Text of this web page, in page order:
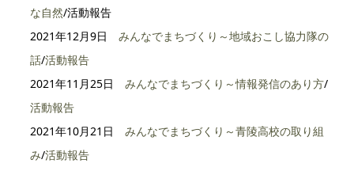
な自然/活動報告
2021年12月9日みんなでまちづくり～地域おこし協力隊の
話/活動報告
2021年11月25日みんなでまちづくり～情報発信のあり方/
活動報告
2021年10月21日みんなでまちづくり～青陵高校の取り組
み/活動報告